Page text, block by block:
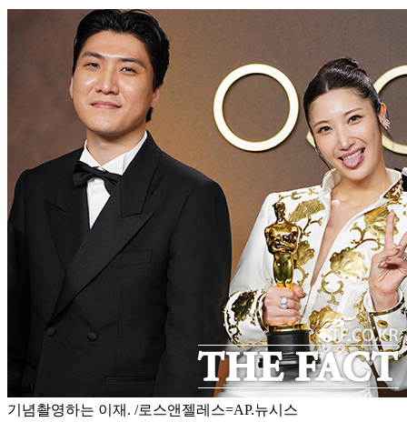
기념촬영하는 이재. /로스앤젤레스=AP.뉴시스